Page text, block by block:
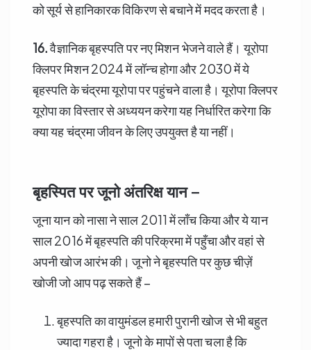
को सूर्य से हानिकारक विकिरण से बचाने में मदद करता है।
16.वैज्ञानिक बृहस्पति पर नए मिशन भेजने वाले हैं। यूरोपा
क्लिपर मिशन 2024 में लॉन्च होगा और 2030 में ये
बृहस्पति के चंद्रमा यूरोपा पर पहुंचने वाला है। यूरोपा क्लिपर
यूरोपा का विस्तार से अध्ययन करेगा यह निर्धारित करेगा कि
क्या यह चंद्रमा जीवन के लिए उपयुक्त है या नहीं।
बृहस्पित पर जूनो अंतरिक्ष यान –
जूना यान को नासा ने साल 2011 में लाँच किया और ये यान
साल 2016 में बृहस्पति की परिक्रमा में पहुँचा और वहां से
अपनी खोज आरंभ की। जूनो ने बृहस्पति पर कुछ चीज़ें
खोजी जो आप पढ़ सकते हैं –
बृहस्पति का वायुमंडल हमारी पुरानी खोज से भी बहुत
ज्यादा गहरा है। जूनो के मापों से पता चला है कि